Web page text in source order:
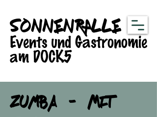
SONNENRALLE
Events und Gastronomie
am DOCK5
Zumba - Mit